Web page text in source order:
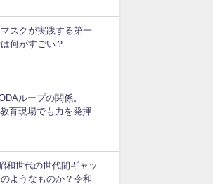
スクが実践する第一
何がすごい？
ループの関係。
育現場でも力を発揮
和世代の世代間ギャッ
ようなものか？令和